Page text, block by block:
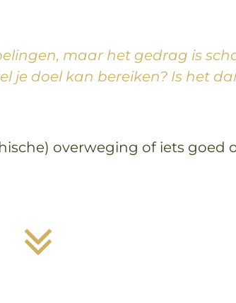
maar het gedrag is
je doel kan bereiken? Is het
overweging of iets goed